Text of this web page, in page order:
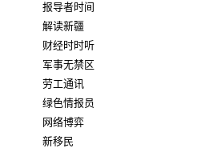
报导者时间
解读新疆
财经时时听
军事无禁区
劳工通讯
绿色情报员
网络博弈
新移民